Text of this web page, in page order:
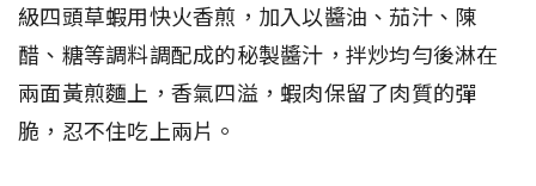
級四頭草蝦用快火香煎，加入以醬油、茄汁、陳
醋、糖等調料調配成的秘製醬汁，拌炒均勻後淋在
兩面黃煎麵上，香氣四溢，蝦肉保留了肉質的彈
脆，忍不住吃上兩片。